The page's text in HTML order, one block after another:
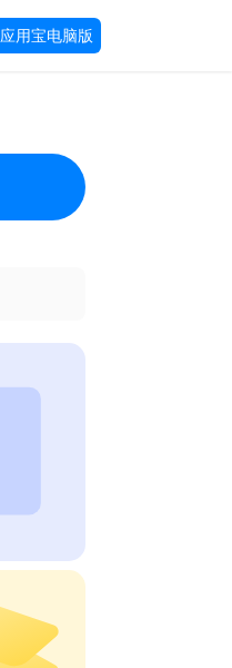
应用宝电脑版